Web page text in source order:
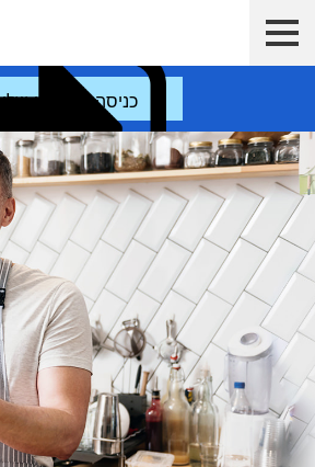
לקוח Diners Club
פעולות נפוצות
הלוואות ואשראי
סליקה עם כאל
כלים דיגיטליים
כניסה לחשבון שלי